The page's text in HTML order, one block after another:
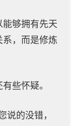
够拥有先天
，而是修炼
些怀疑。
说的没错，